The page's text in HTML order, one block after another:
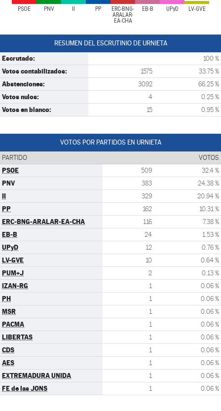
PSOE PNV PP
ERC-BNG-
ARALAR-
EA-CHA
EB-B UPyD LV-GVE
RESUMEN DEL ESCRUTINIO DE URNIETA
Escrutado: 100 %
Votos contabilizados: 1575 33.75 %
Abstenciones: 3092 66.25 %
Votos nulos: 4 0.25 %
Votos en blanco: 15 0.95 %
VOTOS POR PARTIDOS EN URNIETA
PARTIDO VOTOS
PSOE 509 32.4 %
PNV 383 24.38 %
II 329 20.94 %
PP 162 10.31 %
ERC-BNG-ARALAR-EA-CHA 116 7.38 %
EB-B 24 1.53 %
UPyD 12 0.76 %
LV-GVE 10 0.64 %
PUM+J 2 0.13 %
IZAN-RG 1 0.06 %
PH 1 0.06 %
MSR 1 0.06 %
PACMA 1 0.06 %
LIBERTAS 1 0.06 %
CDS 1 0.06 %
AES 1 0.06 %
EXTREMADURA UNIDA 1 0.06 %
FE de las JONS 1 0.06 %